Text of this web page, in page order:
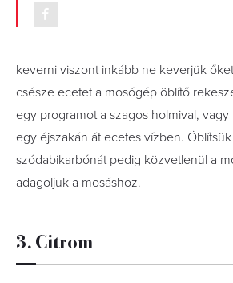
keverni viszont inkább ne keverjük
csésze ecetet a mosógép öblítő
egy programot a szagos holmival, vagy
egy éjszakán át ecetes vízben. Öblítsük
szódabikarbónát pedig közvetlenül a
adagoljuk a mosáshoz.
3. Citrom